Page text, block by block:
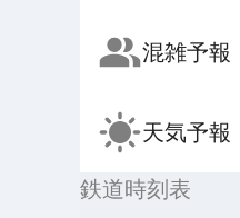
混雑予報
天気予報
鉄道時刻表